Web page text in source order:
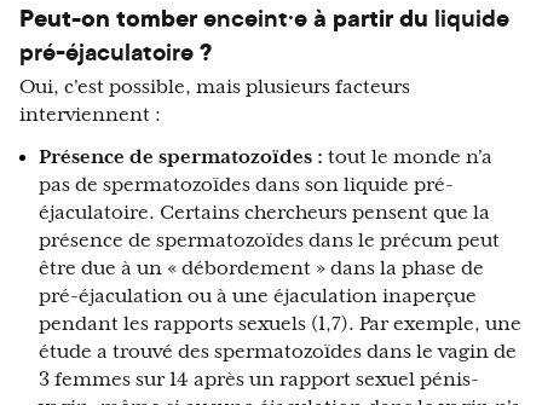
Peut-on tomberenceint·eà partir du liquide
pré-éjaculatoire?
Oui, c'est possible, mais plusieurs facteurs
interviennent :
Présence de spermatozoïdes : tout le monde n'a
pas de spermatozoïdes dans son liquide pré-
éjaculatoire. Certains chercheurs pensent que la
présence de spermatozoïdes dans le précum peut
être due à un « débordement » dans la phase de
pré-éjaculation ou à une éjaculation inaperçue
pendant les rapports sexuels (1,7). Par exemple, une
étude a trouvé des spermatozoïdes dans le vagin de
3 femmes sur 14 après un rapport sexuel pénis-